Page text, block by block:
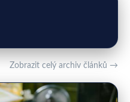
Zobrazit celý archiv článků →